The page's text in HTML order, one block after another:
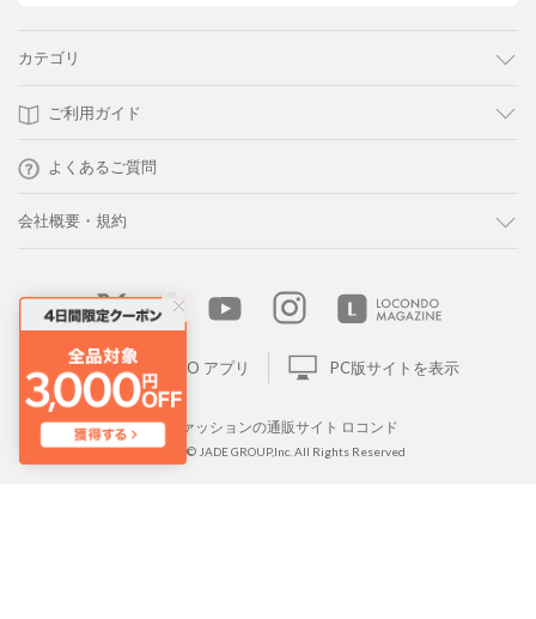
カテゴリ
ご利用ガイド
よくあるご質問
会社概要・規約
LOCONDO アプリ PC版サイトを表示
靴とファッションの通販サイト ロコンド
Copyright © JADE GROUP,Inc. All Rights Reserved